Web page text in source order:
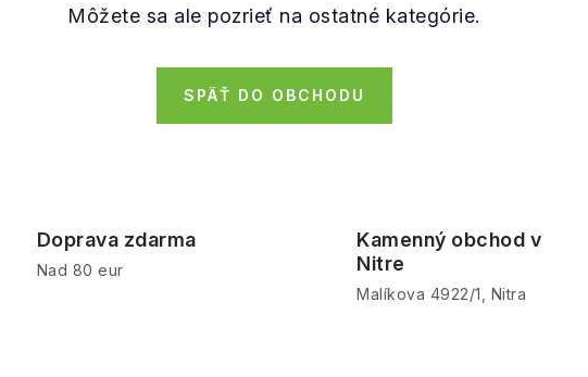
Môžete sa ale pozrieť na ostatné kategórie.
SPÄŤ DO OBCHODU
Doprava zdarma
Nad 80 eur
Kamenný obchod v
Nitre
Malíkova 4922/1, Nitra